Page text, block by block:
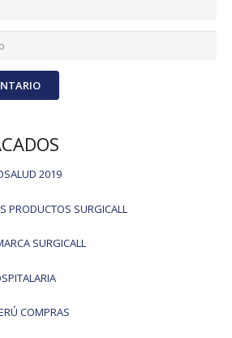
2019
PRODUCTOS SURGICALL
SURGICALL
COMPRAS